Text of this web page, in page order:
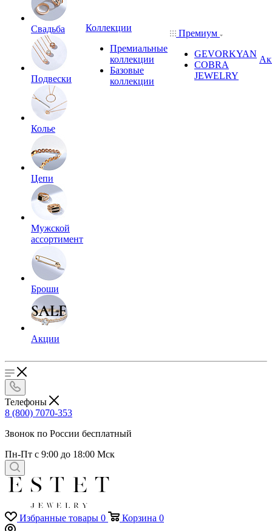
Свадьба
Подвески
Колье
Цепи
Мужской
ассортимент
Броши
Акции
Коллекции
Премиальные
коллекции
Базовые
коллекции
Премиум
GEVORKYAN
COBRA
JEWELRY
Телефоны
8 (800) 7070-353
Звонок по России бесплатный
Пн-Пт с 9:00 до 18:00 Мск
Избранные товары 0 Корзина 0